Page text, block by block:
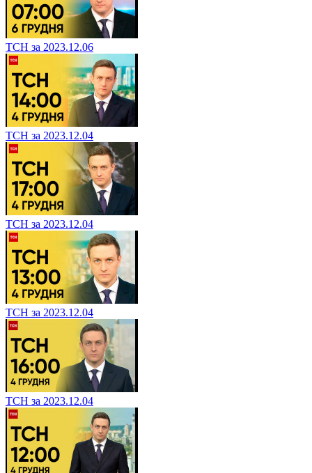
ТСН за 2023.12.06
ТСН за 2023.12.04
ТСН за 2023.12.04
ТСН за 2023.12.04
ТСН за 2023.12.04